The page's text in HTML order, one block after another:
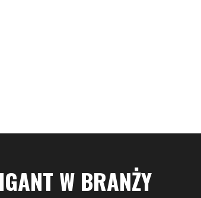
W BRANŻY